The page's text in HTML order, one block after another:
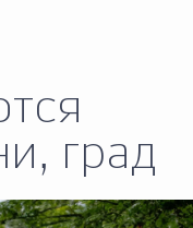
граждан
град